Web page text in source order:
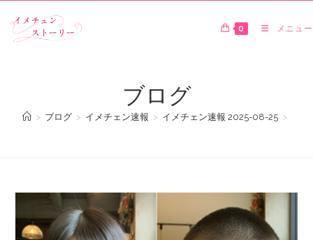
0 メニュー
ブログ
> ブログ > イメチェン速報 > イメチェン速報 2025-08-25 >